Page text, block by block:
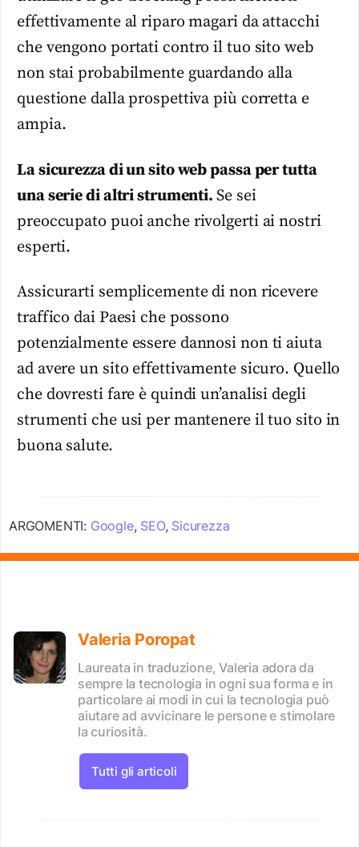
effettivamente al riparo magari da attacchi
che vengono portati contro il tuo sito web
non stai probabilmente guardando alla
questione dalla prospettiva più corretta e
ampia.
La sicurezza di un sito web passa per tutta
una serie di altri strumenti. Se sei
preoccupato puoi anche rivolgerti ai nostri
esperti.
Assicurarti semplicemente di non ricevere
traffico dai Paesi che possono
potenzialmente essere dannosi non ti aiuta
ad avere un sito effettivamente sicuro. Quello
che dovresti fare è quindi un’analisi degli
strumenti che usi per mantenere il tuo sito in
buona salute.
ARGOMENTI: Google, SEO, Sicurezza
Valeria Poropat
Laureata in traduzione, Valeria adora da
sempre la tecnologia in ogni sua forma e in
particolare ai modi in cui la tecnologia può
aiutare ad avvicinare le persone e stimolare
la curiosità.
Tutti gli articoli